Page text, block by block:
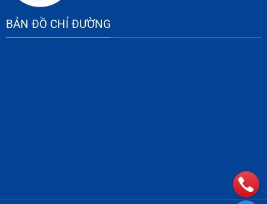
Thay thay lõi lọc nước Kangaroo,…
BẢN ĐỒ CHỈ ĐƯỜNG